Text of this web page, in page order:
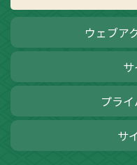
ウェブア
プラ
サ